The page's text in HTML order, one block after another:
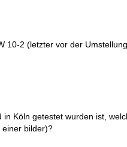
10-2 (letzter vor der
Köln getestet wurden ist,
einer bilder)?